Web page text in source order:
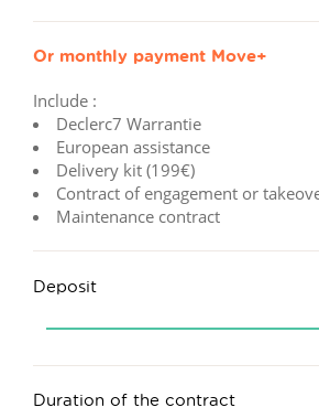
Or monthly payment Move+
Include :
Declerc7 Warrantie
European assistance
Delivery kit (199€)
Contract of engagement or
Maintenance contract
Deposit
Duration of the contract